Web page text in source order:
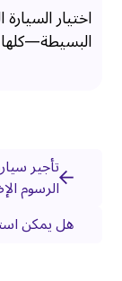
اختيار
الرسوم
هل يمكن